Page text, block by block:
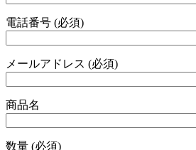
電話番号 (必須)
メールアドレス (必須)
商品名
数量 (必須)